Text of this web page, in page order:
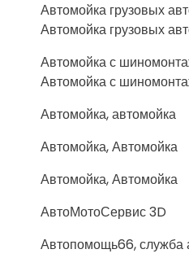
Автомойка грузовых
Автомойка грузовых
Автомойка с
Автомойка с
Автомойка, автомойка
Автомойка, Автомойка
Автомойка, Автомойка
АвтоМотоСервис 3D
Автопомощь66, служба